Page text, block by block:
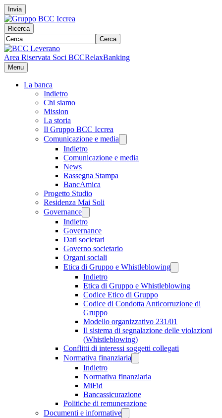
Invia
Ricerca
Cerca
Area Riservata Soci BCCRelaxBanking
Menu
La banca
Indietro
Chi siamo
Mission
La storia
Il Gruppo BCC Iccrea
Comunicazione e media
Indietro
Comunicazione e media
News
Rassegna Stampa
BancAmica
Progetto Studio
Residenza Mai Soli
Governance
Indietro
Governance
Dati societari
Governo societario
Organi sociali
Etica di Gruppo e Whistleblowing
Indietro
Etica di Gruppo e Whistleblowing
Codice Etico di Gruppo
Codice di Condotta Anticorruzione di
Gruppo
Modello organizzativo 231/01
Il sistema di segnalazione delle violazioni
(Whistleblowing)
Conflitti di interessi soggetti collegati
Normativa finanziaria
Indietro
Normativa finanziaria
MiFid
Bancassicurazione
Politiche di remunerazione
Documenti e informative